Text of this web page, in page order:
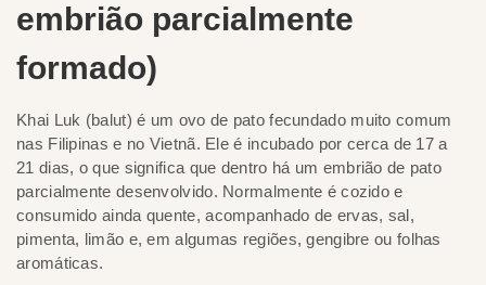
embrião parcialmente
formado)
Khai Luk (balut) é um ovo de pato fecundado muito comum
nas Filipinas e no Vietnã. Ele é incubado por cerca de 17 a
21 dias, o que significa que dentro há um embrião de pato
parcialmente desenvolvido. Normalmente é cozido e
consumido ainda quente, acompanhado de ervas, sal,
pimenta, limão e, em algumas regiões, gengibre ou folhas
aromáticas.